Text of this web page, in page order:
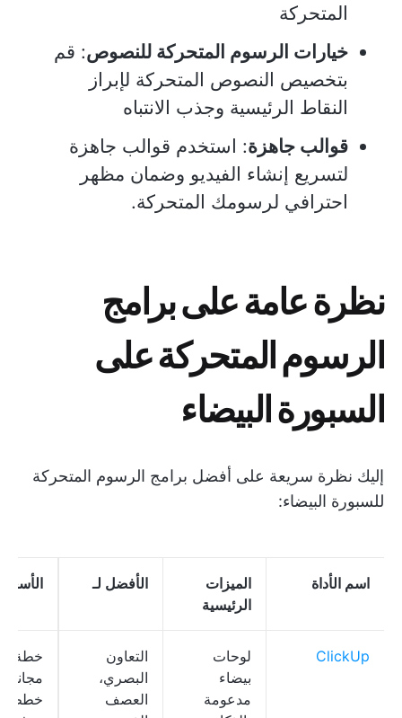
المتحركة
خيارات الرسوم المتحركة للنصوص: قم
بتخصيص النصوص المتحركة لإبراز
النقاط الرئيسية وجذب الانتباه
قوالب جاهزة: استخدم قوالب جاهزة
لتسريع إنشاء الفيديو وضمان مظهر
احترافي لرسومك المتحركة.
نظرة عامة على برامج
الرسوم المتحركة على
السبورة البيضاء
إليك نظرة سريعة على أفضل برامج الرسوم المتحركة
للسبورة البيضاء:
اسم الأداة
الميزات
الرئيسية
الأفضل لـ الأسعار
ClickUp
لوحات
بيضاء
مدعومة
التعاون
البصري،
العصف
خطة
مجانية؛
خطط